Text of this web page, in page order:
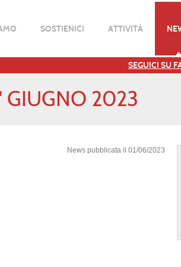
SOSTIENICI ATTIVITÀ
SEGUICI SU
GIUGNO 2023
News pubblicata il 01/06/2023